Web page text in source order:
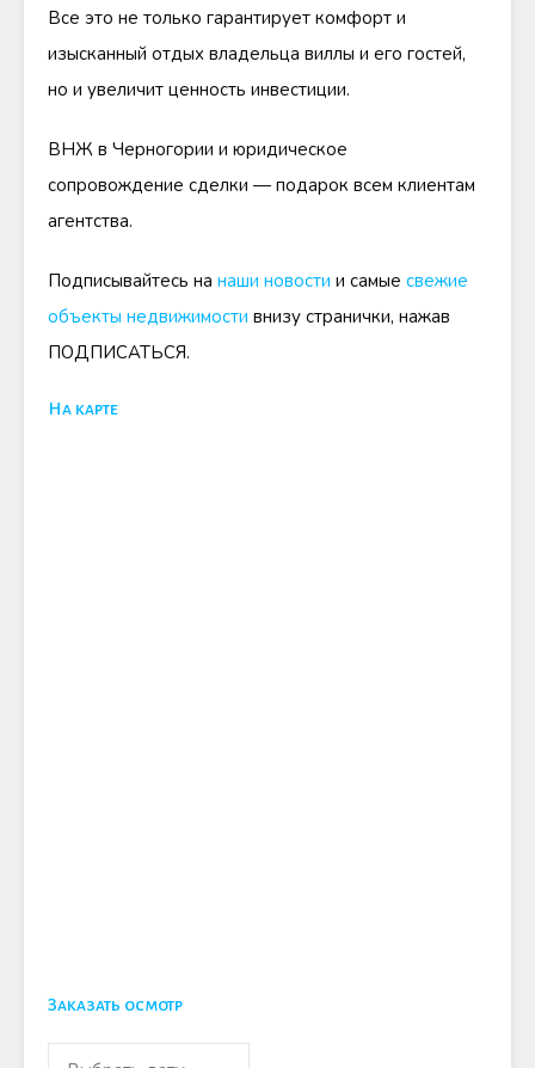
Все это не только гарантирует комфорт и
изысканный отдых владельца виллы и его гостей,
но и увеличит ценность инвестиции.
ВНЖ в Черногории и юридическое
сопровождение сделки — подарок всем клиентам
агентства.
Подписывайтесь на наши новости и самые свежие
объекты недвижимости внизу странички, нажав
ПОДПИСАТЬСЯ.
На карте
Заказать осмотр